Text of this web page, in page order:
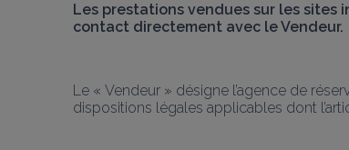
Les prestations vendues sur les
contact directement avec le Vendeur.
Le « Vendeur » désigne l’agence de
dispositions légales applicables dont